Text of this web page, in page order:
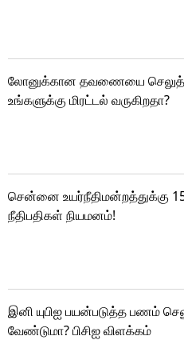
லோனுக்கான தவணையை
உங்களுக்கு மிரட்டல் வருகிறதா?
சென்னை உயர்நீதிமன்றத்துக்கு 15
நீதிபதிகள் நியமனம்!
இனி யுபிஐ பயன்படுத்த பணம்
வேண்டுமா? பிசிஐ விளக்கம்